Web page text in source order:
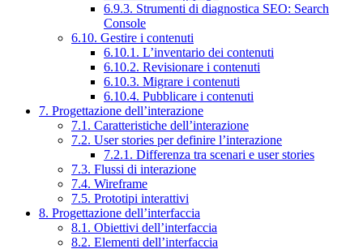
6.9.3. Strumenti di diagnostica SEO: Search
Console
6.10. Gestire i contenuti
6.10.1. L’inventario dei contenuti
6.10.2. Revisionare i contenuti
6.10.3. Migrare i contenuti
6.10.4. Pubblicare i contenuti
7. Progettazione dell’interazione
7.1. Caratteristiche dell’interazione
7.2. User stories per definire l’interazione
7.2.1. Differenza tra scenari e user stories
7.3. Flussi di interazione
7.4. Wireframe
7.5. Prototipi interattivi
8. Progettazione dell’interfaccia
8.1. Obiettivi dell’interfaccia
8.2. Elementi dell’interfaccia